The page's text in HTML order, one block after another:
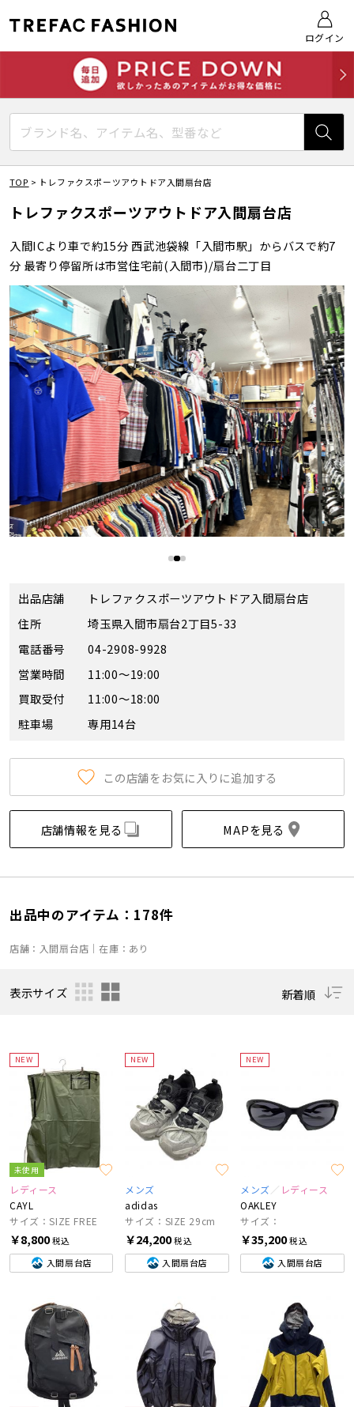
ログイン
TOP > トレファクスポーツアウトドア入間扇台店
出品中のアイテム：178件
店舗：入間扇台店｜在庫：あり
表示サイズ 新着順
NEW
未使用
レディース
CAYL
サイズ：SIZE FREE
￥8,800税込
入間扇台店
NEW
メンズ
adidas
サイズ：SIZE 29cm
￥24,200税込
入間扇台店
NEW
メンズ
レディース
OAKLEY
サイズ：
￥35,200税込
入間扇台店
トレファクスポーツアウトドア入間扇台店
入間ICより車で約15分 西武池袋線「入間市駅」からバスで約7
分 最寄り停留所は市営住宅前(入間市)/扇台二丁目
出品店舗
トレファクスポーツアウトドア入間扇台店
住所
埼玉県入間市扇台2丁目5-33
電話番号
04-2908-9928
営業時間
11:00～19:00
買取受付
11:00～18:00
駐車場
専用14台
この店舗をお気に入りに追加する
店舗情報を見る MAPを見る